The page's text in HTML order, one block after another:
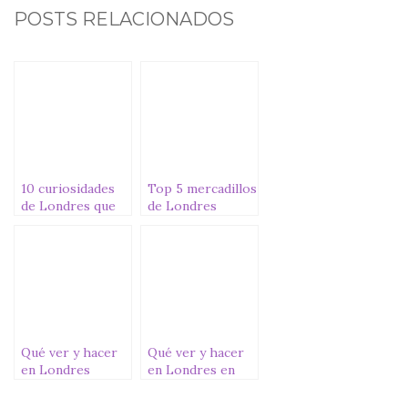
c it at ai m
POSTS RELACIONADOS
10 curiosidades
de Londres que
Top 5 mercadillos
de Londres
Qué ver y hacer
en Londres
Qué ver y hacer
en Londres en